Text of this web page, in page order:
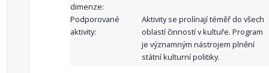
dimenze:
Podporované
aktivity:
Aktivity se prolínají téměř do všech
oblastí činností v kultuře. Program
je významným nástrojem plnění
státní kulturní politiky.